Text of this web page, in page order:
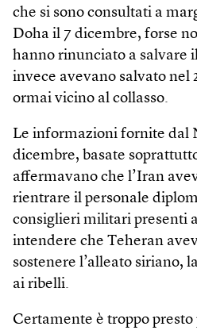
che si sono consultati a
Doha il 7 dicembre, forse
hanno rinunciato a salvare
invece avevano salvato nel
ormai vicino al collasso.
Le informazioni fornite dal
dicembre, basate
affermavano che l’Iran
rientrare il personale
consiglieri militari presenti
intendere che Teheran
sostenere l’alleato siriano,
ai ribelli.
Certamente è troppo presto